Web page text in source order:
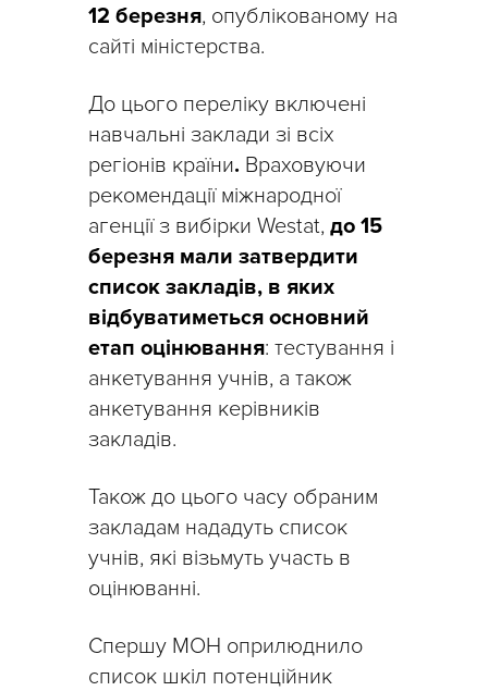
12 березня, опублікованому на
сайті міністерства.
До цього переліку включені
навчальні заклади зі всіх
регіонів країни. Враховуючи
рекомендації міжнародної
агенції з вибірки Westat, до 15
березня мали затвердити
список закладів, в яких
відбуватиметься основний
етап оцінювання: тестування і
анкетування учнів, а також
анкетування керівників
закладів.
Також до цього часу обраним
закладам нададуть список
учнів, які візьмуть участь в
оцінюванні.
Спершу МОН оприлюднило
список шкіл потенційник